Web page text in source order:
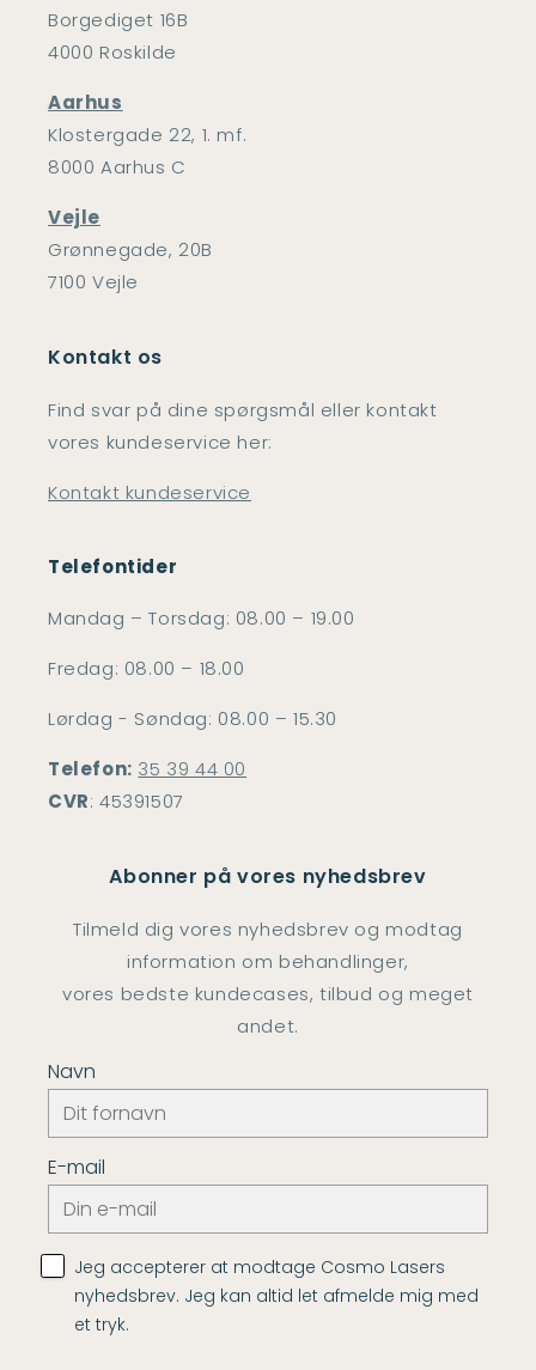
Borgediget 16B
4000 Roskilde
Aarhus
Klostergade 22, 1. mf.
8000 Aarhus C
Vejle
Grønnegade, 20B
7100 Vejle
Kontakt os
Find svar på dine spørgsmål eller kontakt
vores kundeservice her:
Kontakt kundeservice
Telefontider
Mandag – Torsdag: 08.00 – 19.00
Fredag: 08.00 – 18.00
Lørdag - Søndag: 08.00 – 15.30
Telefon: 35 39 44 00
CVR: 45391507
Abonner på vores nyhedsbrev
Tilmeld dig vores nyhedsbrev og modtag
information om behandlinger,
vores bedste kundecases, tilbud og meget
andet.
Navn
E-mail
Jeg accepterer at modtage Cosmo Lasers
nyhedsbrev. Jeg kan altid let afmelde mig med
et tryk.